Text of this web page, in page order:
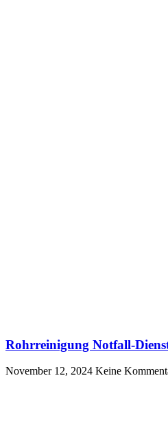
Rohrreinigung Notfall-
November 12, 2024 Keine